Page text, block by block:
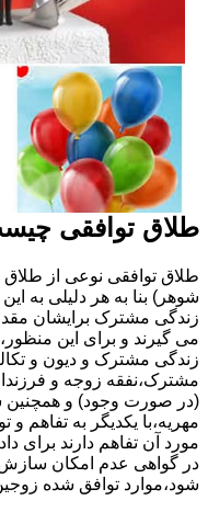
طلاق توافقی
طلاق توافقی نوعی از
شوهر) بنا به هر دلیلی به
زندگی مشترک برایشان
می گیرند و برای این
زندگی مشترک و دیون و
مشترک،نفقه زوجه و
(در صورت وجود) و همچنین
مهریه،با یکدیگر به تفاهم
مورد آن تفاهم دارند برای
در گواهی عدم امکان
شود،موارد توافق شده